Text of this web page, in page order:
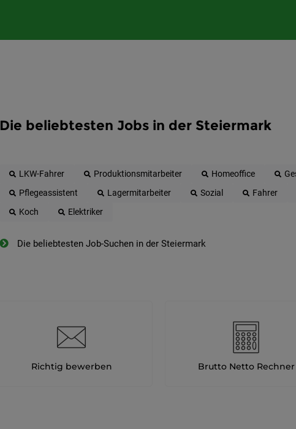
Die beliebtesten Jobs in der Steiermark
LKW-Fahrer Produktionsmitarbeiter Homeoffice
Pflegeassistent
Lagermitarbeiter Sozial Fahrer
Koch
Elektriker
Die beliebtesten Job-Suchen in der Steiermark
Richtig bewerben Brutto Netto Rechner